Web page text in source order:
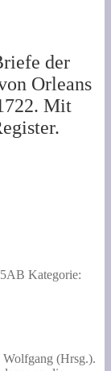
der
Orleans
Mit
Kategorie:
(Hrsg.).